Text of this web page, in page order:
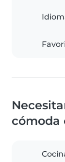
cómoda